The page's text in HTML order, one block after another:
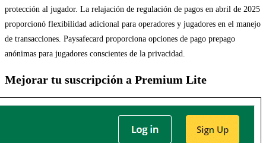
protección al jugador. La relajación de regulación de pagos en abril de 2025
proporcionó flexibilidad adicional para operadores y jugadores en el manejo
de transacciones. Paysafecard proporciona opciones de pago prepago
anónimas para jugadores conscientes de la privacidad.
Mejorar tu suscripción a Premium Lite